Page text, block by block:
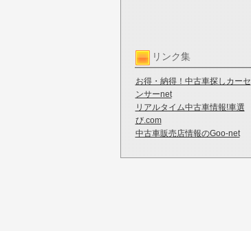
リンク集
お得・納得！中古車探しカーセ
ンサーnet
リアルタイム中古車情報!車選
び.com
中古車販売店情報のGoo-net